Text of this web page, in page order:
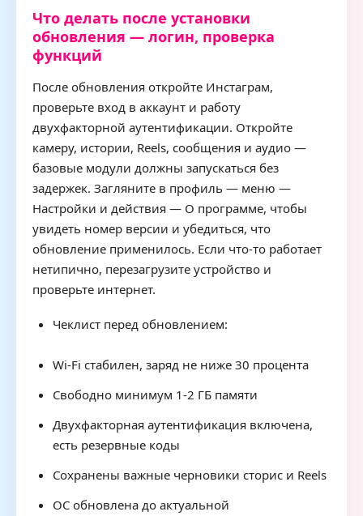
Что делать после установки
обновления — логин, проверка
функций
После обновления откройте Инстаграм,
проверьте вход в аккаунт и работу
двухфакторной аутентификации. Откройте
камеру, истории, Reels, сообщения и аудио —
базовые модули должны запускаться без
задержек. Загляните в профиль — меню —
Настройки и действия — О программе, чтобы
увидеть номер версии и убедиться, что
обновление применилось. Если что-то работает
нетипично, перезагрузите устройство и
проверьте интернет.
Чеклист перед обновлением:
Wi-Fi стабилен, заряд не ниже 30 процента
Свободно минимум 1-2 ГБ памяти
Двухфакторная аутентификация включена,
есть резервные коды
Сохранены важные черновики сторис и Reels
ОС обновлена до актуальной